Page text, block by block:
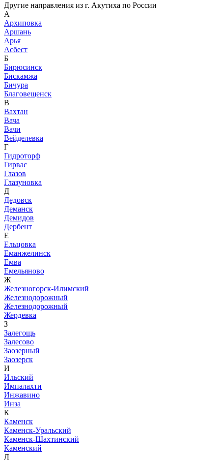
Другие направления из г. Акутиха по России
А
Архиповка
Аршань
Арья
Асбест
Б
Бирюсинск
Бискамжа
Бичура
Благовещенск
В
Вахтан
Вача
Вачи
Вейделевка
Г
Гидроторф
Гирвас
Глазов
Глазуновка
Д
Дедовск
Деманск
Демидов
Дербент
Е
Ельцовка
Еманжелинск
Емва
Емельяново
Ж
Железногорск-Илимский
Железнодорожный
Железнодорожный
Жердевка
З
Залегощь
Залесово
Заозерный
Заозерск
И
Ильский
Импалахти
Инжавино
Инза
К
Каменск
Каменск-Уральский
Каменск-Шахтинский
Каменский
Л